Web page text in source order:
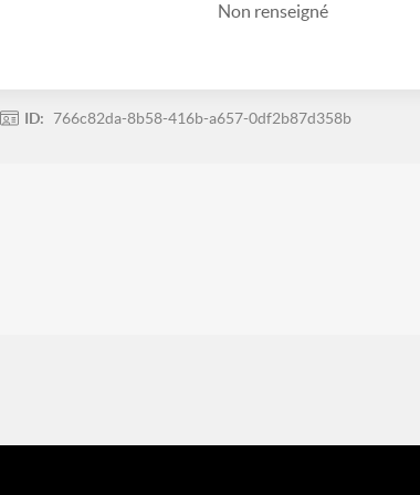
Non renseigné
ID: 766c82da-8b58-416b-a657-0df2b87d358b